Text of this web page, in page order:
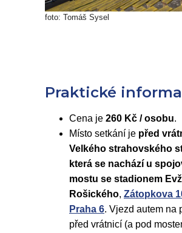
foto: Tomáš Sysel
Praktické
Cena je 260 Kč / osobu.
Místo setkání je před
Velkého strahovského
která se nachází u
mostu se stadionem
Rošického, Zátopkova
Praha 6. Vjezd autem na
před vrátnicí (a pod